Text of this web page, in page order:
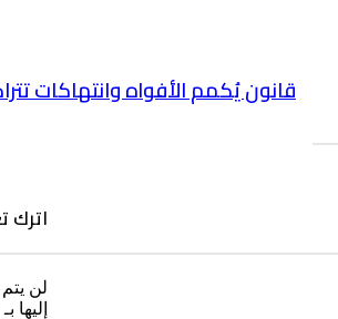
قانون يُكمم الأفواه وانتهاكات
اترك
لن
إليها بـ